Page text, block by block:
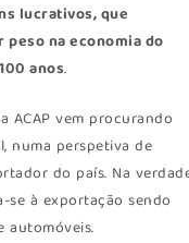
lucrativos, que
na economia do
anos.
ACAP vem procurando
numa perspetiva de
do país. Na
à exportação sendo